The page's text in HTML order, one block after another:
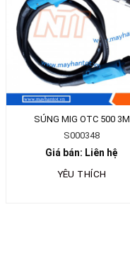
SÚNG MIG OTC 500 3M
S000348
Giá bán: Liên hệ
YÊU THÍCH